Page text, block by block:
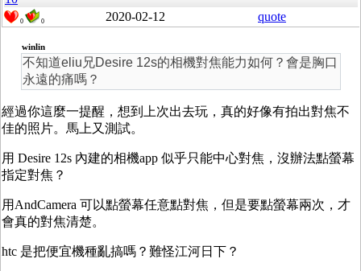
0 0 2020-02-12 quote
winlin
不知道eliu兄Desire 12s的相機對焦能力如何？會是胸口
永遠的痛嗎？
經過你這麼一提醒，想到上次出去玩，真的好像有拍出對焦不
佳的照片。馬上又測試。
用 Desire 12s 內建的相機app 似乎只能中心對焦，沒辦法點螢幕
指定對焦？
用AndCamera 可以點螢幕任意點對焦，但是要點螢幕兩次，才
會真的對焦清楚。
htc 是把便宜機種亂搞嗎？難怪江河日下？